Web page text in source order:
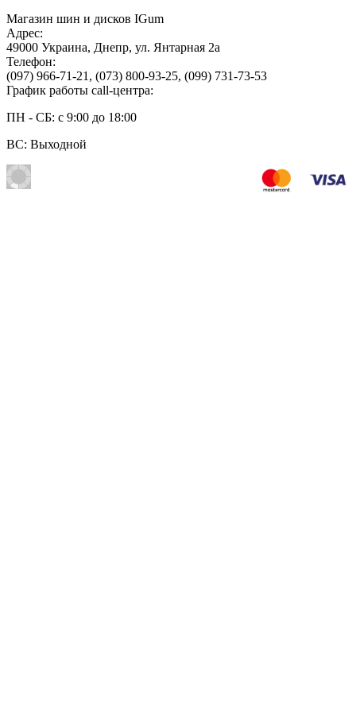
Магазин шин и дисков IGum
Адрес:
49000 Украина, Днепр, ул. Янтарная 2а
Телефон:
(097) 966-71-21 , (073) 800-93-25, (099) 731-73-53
График работы call-центра:
ПН - СБ: с 9:00 до 18:00
ВС: Выходной